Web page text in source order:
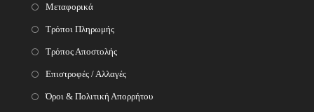
Μεταφορικά
Τρόποι Πληρωμής
Τρόπος Αποστολής
Επιστροφές / Αλλαγές
Όροι & Πολιτική Απορρήτου